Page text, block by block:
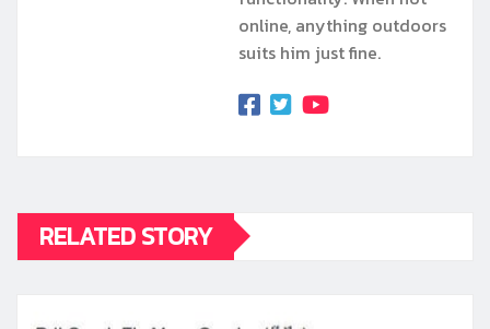
online, anything outdoors
suits him just fine.
RELATED STORY